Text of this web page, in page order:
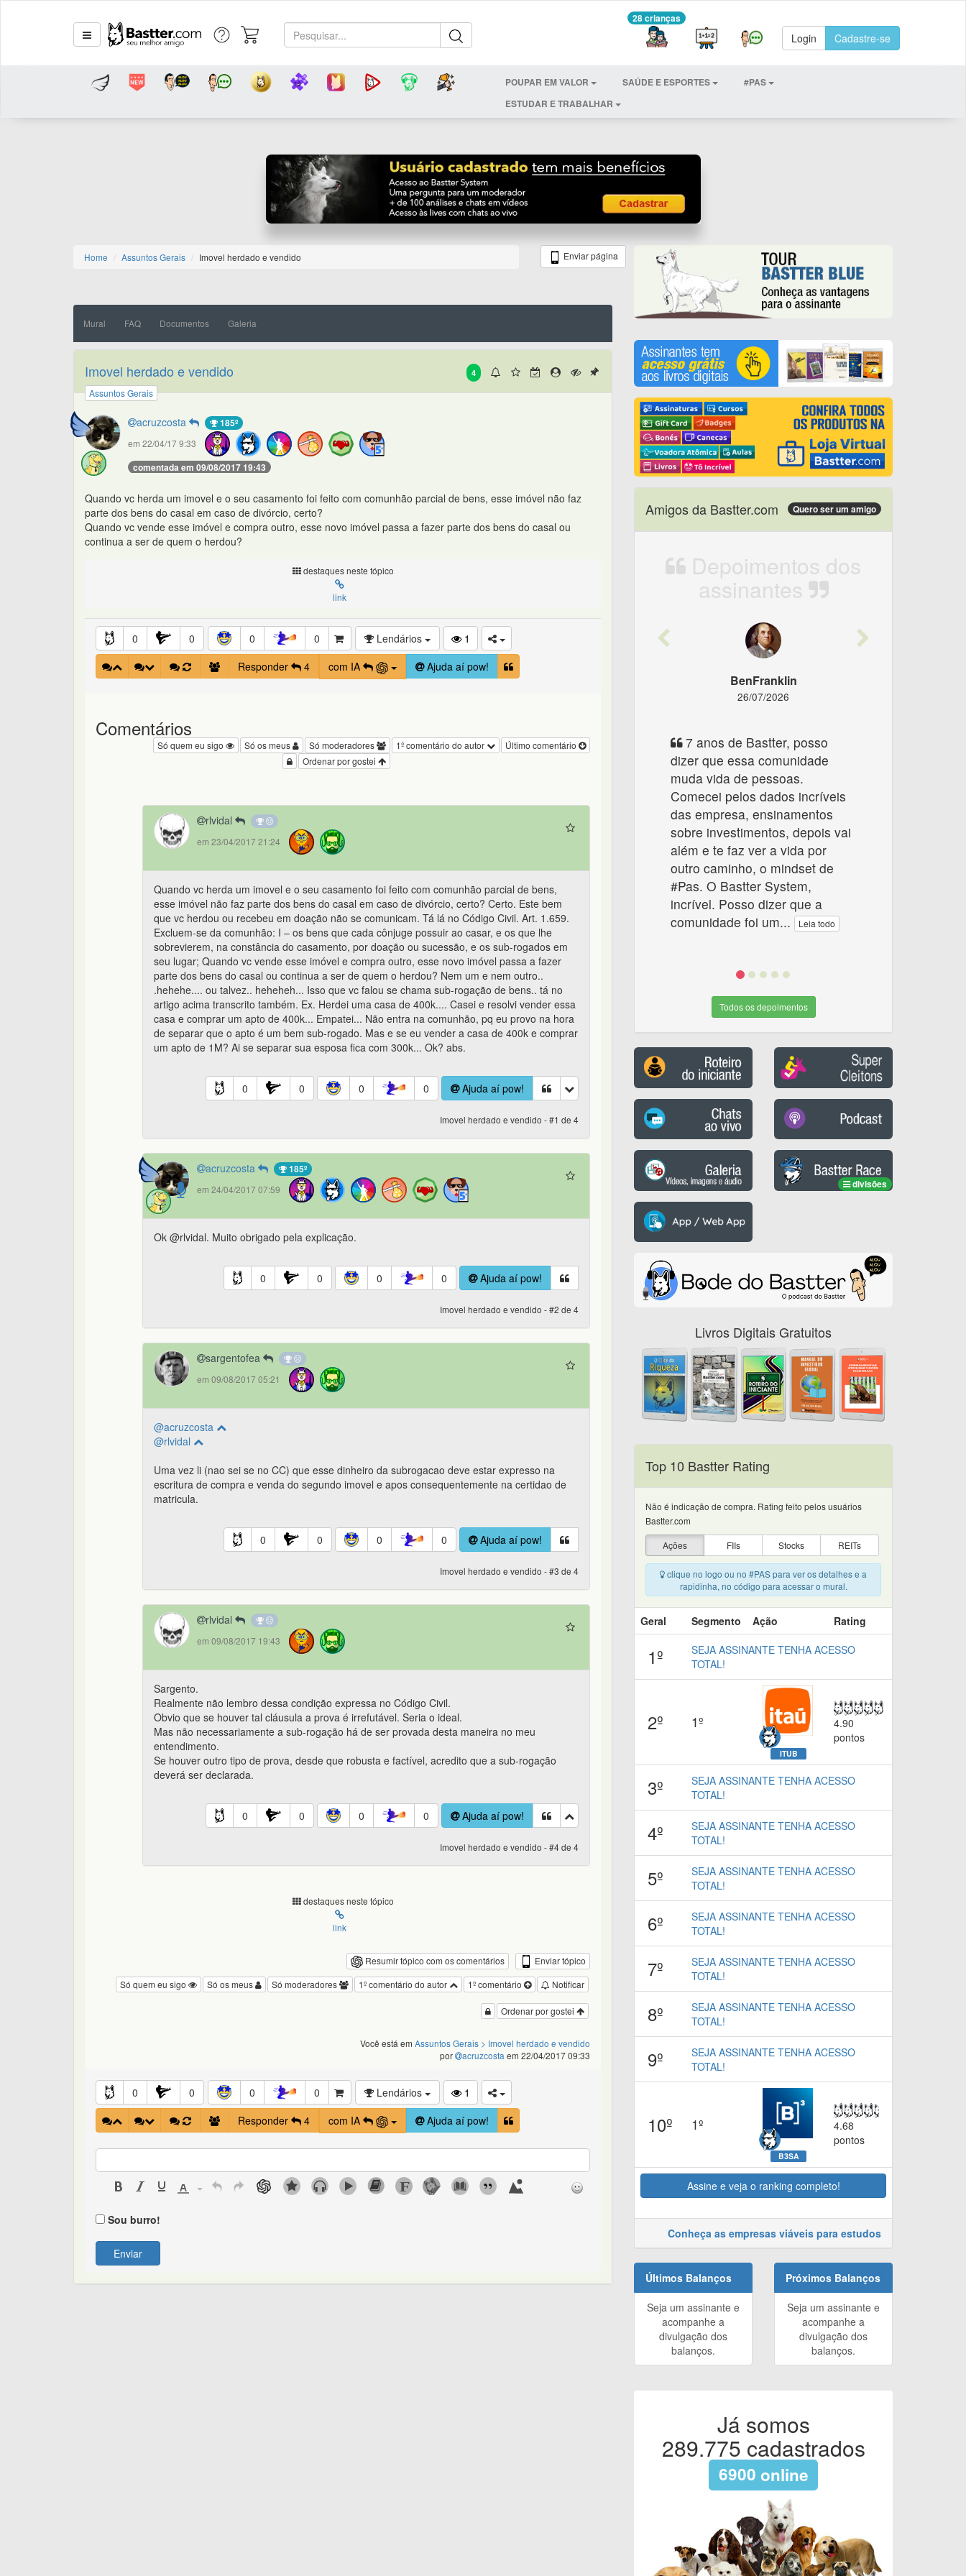
28 crianças
Login Cadastre-se
POUPAR EM VALOR SAÚDE E ESPORTES
#PAS
ESTUDAR E TRABALHAR
Home Assuntos Gerais Imovel herdado e vendido Enviar página
Mural FAQ Documentos Galeria
4
Imovel herdado e vendido
Assuntos Gerais
acruzcosta 185º
em 22/04/17 9:33
comentada em 09/08/2017 19:43
Quando vc herda um imovel e o seu casamento foi feito com comunhão parcial de bens, esse imóvel não faz
parte dos bens do casal em caso de divórcio, certo?
Quando vc vende esse imóvel e compra outro, esse novo imóvel passa a fazer parte dos bens do casal ou
continua a ser de quem o herdou?
destaques neste tópico
link
0 0 0 0 Lendários
1
Responder
4 com IA Ajuda aí pow!
Comentários
Último comentário
1º comentário do autor
Só moderadores
Só os meus
Só quem eu sigo
Ordenar por gostei
rlvidal
em 23/04/2017 21:24
Quando vc herda um imovel e o seu casamento foi feito com comunhão parcial de bens,
esse imóvel não faz parte dos bens do casal em caso de divórcio, certo? Certo. Este bem
que vc herdou ou recebeu em doação não se comunicam. Tá lá no Código Civil. Art. 1.659.
Excluem-se da comunhão: I – os bens que cada cônjuge possuir ao casar, e os que lhe
sobrevierem, na constância do casamento, por doação ou sucessão, e os sub-rogados em
seu lugar; Quando vc vende esse imóvel e compra outro, esse novo imóvel passa a fazer
parte dos bens do casal ou continua a ser de quem o herdou? Nem um e nem outro..
.hehehe.... ou talvez.. heheheh... Isso que vc falou se chama sub-rogação de bens.. tá no
artigo acima transcrito também. Ex. Herdei uma casa de 400k.... Casei e resolvi vender essa
casa e comprar um apto de 400k... Empatei... Não entra na comunhão, pq eu provo na hora
de separar que o apto é um bem sub-rogado. Mas e se eu vender a casa de 400k e comprar
um apto de 1M? Ai se separar sua esposa fica com 300k... Ok? abs.
0 0 0 0 Ajuda aí pow!
Imovel herdado e vendido - #1 de 4
acruzcosta 185º
em 24/04/2017 07:59
Ok @rlvidal. Muito obrigado pela explicação.
0 0 0 0 Ajuda aí pow!
Imovel herdado e vendido - #2 de 4
sargentofea
em 09/08/2017 05:21
@acruzcosta
@rlvidal
Uma vez li (nao sei se no CC) que esse dinheiro da subrogacao deve estar expresso na
escritura de compra e venda do segundo imovel e apos consequentemente na certidao de
matricula.
0 0 0 0 Ajuda aí pow!
Imovel herdado e vendido - #3 de 4
rlvidal
em 09/08/2017 19:43
Sargento.
Realmente não lembro dessa condição expressa no Código Civil.
Obvio que se houver tal cláusula a prova é irrefutável. Seria o ideal.
Mas não necessariamente a sub-rogação há de ser provada desta maneira no meu
entendimento.
Se houver outro tipo de prova, desde que robusta e factível, acredito que a sub-rogação
deverá ser declarada.
0 0 0 0 Ajuda aí pow!
Imovel herdado e vendido - #4 de 4
destaques neste tópico
link
Resumir tópico com os comentários
Enviar tópico
Notificar
1º comentário
1º comentário do autor
Só moderadores
Só os meus
Só quem eu sigo
Ordenar por gostei
Você está em Assuntos Gerais > Imovel herdado e vendido
por
acruzcostaem 22/04/2017 09:33
0 0 0 0 Lendários
1
Responder
4 com IA Ajuda aí pow!
Sou burro!
Enviar
Amigos da Bastter.com Quero ser um amigo
Depoimentos dos
assinantes
Previous
BenFranklin
26/07/2026
7 anos de Bastter, posso
dizer que essa comunidade
muda vida de pessoas.
Comecei pelos dados incríveis
das empresa, ensinamentos
sobre investimentos, depois vai
além e te faz ver a vida por
outro caminho, o mindset de
#Pas. O Bastter System,
incrível. Posso dizer que a
comunidade foi um... Leia todo
Todos os depoimentos
divisões
Livros Digitais Gratuitos
Top 10 Bastter Rating
Não é indicação de compra. Rating feito pelos usuários
Bastter.com
Ações
FIIs Stocks REITs
clique no logo ou no #PAS para ver os detalhes e a
rapidinha, no código para acessar o mural.
Geral Segmento Ação Rating
1º
SEJA ASSINANTE TENHA ACESSO
TOTAL!
2º 1º
ITUB
4.90
pontos
3º
SEJA ASSINANTE TENHA ACESSO
TOTAL!
4º
SEJA ASSINANTE TENHA ACESSO
TOTAL!
5º
SEJA ASSINANTE TENHA ACESSO
TOTAL!
6º
SEJA ASSINANTE TENHA ACESSO
TOTAL!
7º
SEJA ASSINANTE TENHA ACESSO
TOTAL!
8º
SEJA ASSINANTE TENHA ACESSO
TOTAL!
9º
SEJA ASSINANTE TENHA ACESSO
TOTAL!
10º 1º
B3SA
4.68
pontos
Assine e veja o ranking completo!
Conheça as empresas viáveis para estudos
Últimos Balanços
Seja um assinante e
acompanhe a
divulgação dos
balanços.
Próximos Balanços
Seja um assinante e
acompanhe a
divulgação dos
balanços.
Já somos
289.775 cadastrados
6900 online